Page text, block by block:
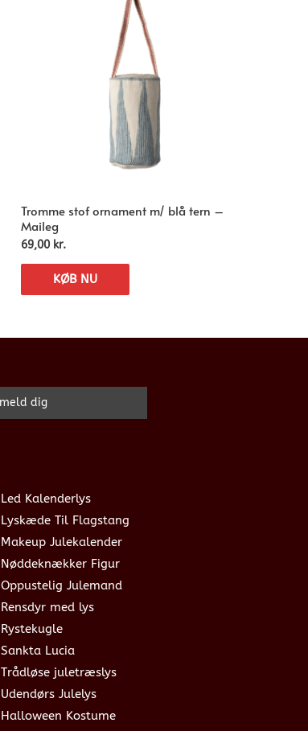
Tromme stof ornament m/ blå tern –
Maileg
69,00 kr.
KØB NU
Led Kalenderlys
Lyskæde Til Flagstang
Makeup Julekalender
Nøddeknækker Figur
Oppustelig Julemand
Rensdyr med lys
Rystekugle
Sankta Lucia
Trådløse juletræslys
Udendørs Julelys
Halloween Kostume